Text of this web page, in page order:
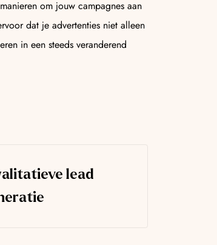
om jouw campagnes aan
dat je advertenties niet alleen
in een steeds veranderend
lead